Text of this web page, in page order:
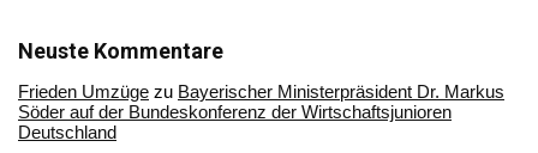
Archiv
Neuste Kommentare
Frieden Umzüge zu Bayerischer Ministerpräsident Dr. Markus
Söder auf der Bundeskonferenz der Wirtschaftsjunioren
Deutschland